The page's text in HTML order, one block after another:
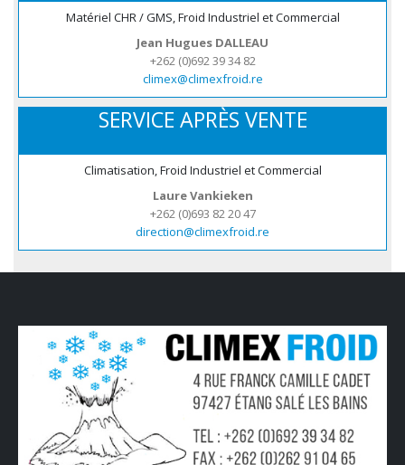
Matériel CHR / GMS, Froid Industriel et Commercial
Jean Hugues DALLEAU
+262 (0)692 39 34 82
climex@climexfroid.re
SERVICE APRÈS VENTE
Climatisation, Froid Industriel et Commercial
Laure Vankieken
+262 (0)693 82 20 47
direction@climexfroid.re